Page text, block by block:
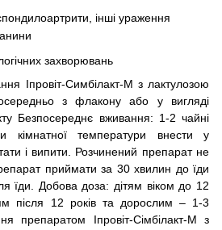
інші ураження
захворювань
Іпровіт-Симбілакт-М з лактулозою
з флакону або у вигляді
Безпосереднє вживання: 1-2 чайні
кімнатної температури внести у
і випити. Розчинений препарат не
приймати за 30 хвилин до їди
їди. Добова доза: дітям віком до 12
після 12 років та дорослим – 1-3
препаратом Іпровіт-Сімбілакт-М з